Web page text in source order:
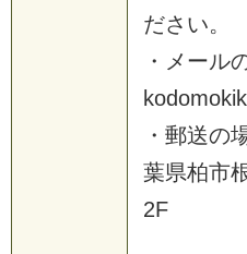
ださ い。
・ メ ール
kodomokik
・ 郵送の
葉県柏市
2F